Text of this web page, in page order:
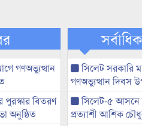
গণঅভ্যুত্থান
পুরস্কার বিতরণ
অনুষ্ঠিত
সিলেট সরকারি
গণঅভ্যুত্থান দিবস
সিলেট-৫ আসনে
প্রত্যাশী আশিক